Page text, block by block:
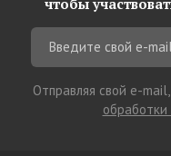
Отправляя свой e-